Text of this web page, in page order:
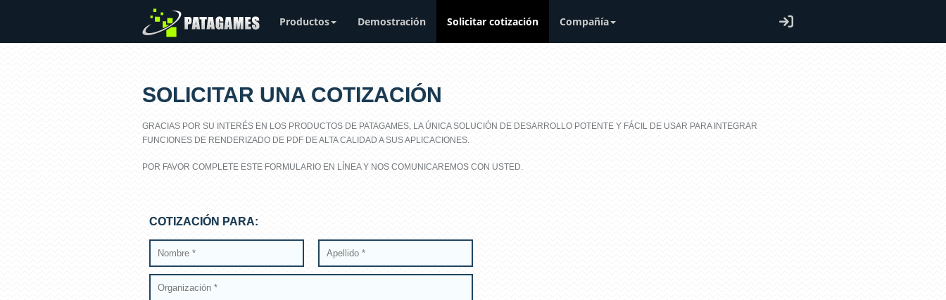
Productos Demostración Solicitar cotización Compañía
SOLICITAR UNA COTIZACIÓN
GRACIAS POR SU INTERÉS EN LOS PRODUCTOS DE PATAGAMES, LA ÚNICA SOLUCIÓN DE DESARROLLO POTENTE Y FÁCIL DE USAR PARA INTEGRAR
FUNCIONES DE RENDERIZADO DE PDF DE ALTA CALIDAD A SUS APLICACIONES.
POR FAVOR COMPLETE ESTE FORMULARIO EN LÍNEA Y NOS COMUNICAREMOS CON USTED.
COTIZACIÓN PARA: